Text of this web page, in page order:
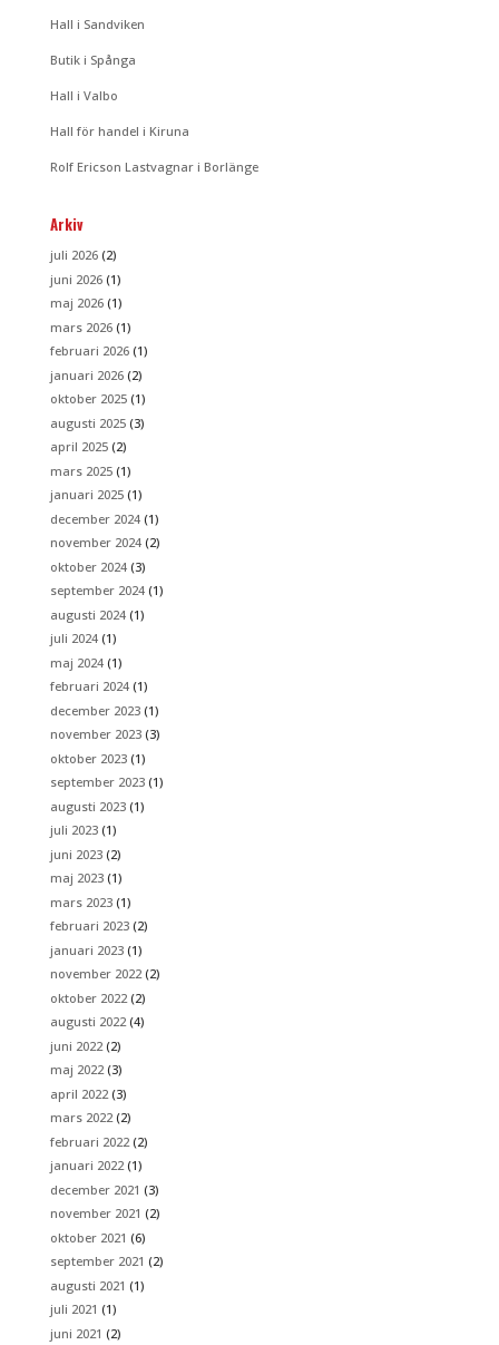
Hall i Sandviken
Butik i Spånga
Hall i Valbo
Hall för handel i Kiruna
Rolf Ericson Lastvagnar i Borlänge
Arkiv
juli 2026(2)
juni 2026(1)
maj 2026(1)
mars 2026(1)
februari 2026(1)
januari 2026(2)
oktober 2025(1)
augusti 2025(3)
april 2025(2)
mars 2025(1)
januari 2025(1)
december 2024(1)
november 2024(2)
oktober 2024(3)
september 2024(1)
augusti 2024(1)
juli 2024(1)
maj 2024(1)
februari 2024(1)
december 2023(1)
november 2023(3)
oktober 2023(1)
september 2023(1)
augusti 2023(1)
juli 2023(1)
juni 2023(2)
maj 2023(1)
mars 2023(1)
februari 2023(2)
januari 2023(1)
november 2022(2)
oktober 2022(2)
augusti 2022(4)
juni 2022(2)
maj 2022(3)
april 2022(3)
mars 2022(2)
februari 2022(2)
januari 2022(1)
december 2021 (3)
november 2021 (2)
oktober 2021 (6)
september 2021 (2)
augusti 2021 (1)
juli 2021 (1)
juni 2021 (2)